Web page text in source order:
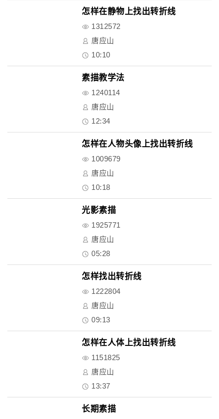
怎样在静物上找出转折线
1312572
唐应山
10:10
素描教学法
1240114
唐应山
12:34
怎样在人物头像上找出转折线
1009679
唐应山
10:18
光影素描
1925771
唐应山
05:28
怎样找出转折线
1222804
唐应山
09:13
怎样在人体上找出转折线
1151825
唐应山
13:37
长期素描